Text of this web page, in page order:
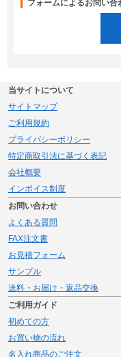
フォームによるお問い合
当サイトについて
サイトマップ
ご利用規約
プライバシーポリシー
特定商取引法に基づく表記
会社概要
インボイス制度
お問い合わせ
よくある質問
FAX注文書
お見積フォーム
サンプル
送料・お届け・返品交換
ご利用ガイド
初めての方
お買い物の流れ
名入れ商品のご注文